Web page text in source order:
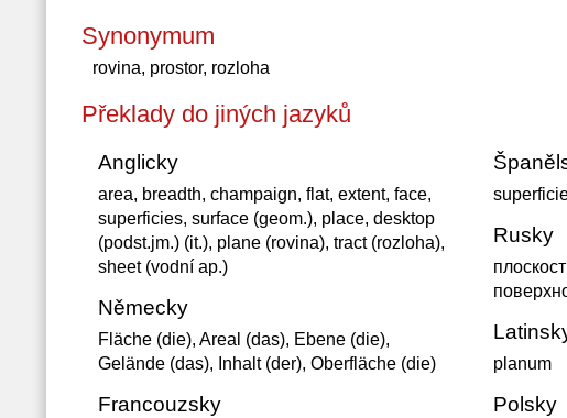
Synonymum
rovina, prostor, rozloha
Překlady do jiných jazyků
Anglicky
area, breadth, champaign, flat, extent, face,
superficies, surface (geom.), place, desktop
(podst.jm.) (it.), plane (rovina), tract (rozloha),
sheet (vodní ap.)
Německy
Fläche (die), Areal (das), Ebene (die),
Gelände (das), Inhalt (der), Oberfläche (die)
Francouzsky
Rusky
planum
Polsky